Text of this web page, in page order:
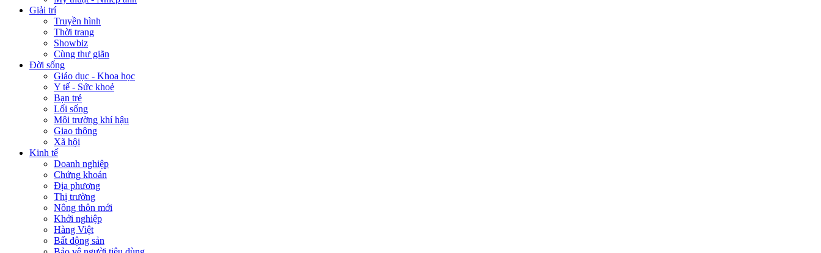
Giải trí
Truyền hình
Thời trang
Showbiz
Cùng thư giãn
Đời sống
Giáo dục - Khoa học
Y tế - Sức khoẻ
Bạn trẻ
Lối sống
Môi trường khí hậu
Giao thông
Xã hội
Kinh tế
Doanh nghiệp
Chứng khoán
Địa phương
Thị trường
Nông thôn mới
Khởi nghiệp
Hàng Việt
Bất động sản